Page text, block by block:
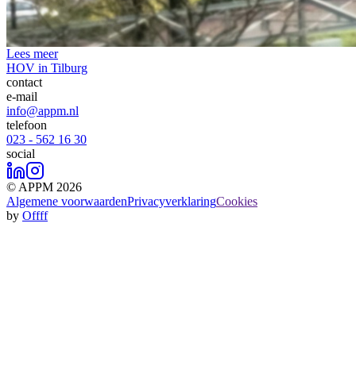
Lees meer
HOV in Tilburg
contact
e-mail
info@appm.nl
telefoon
023 - 562 16 30
social
© APPM 2026
Algemene voorwaardenPrivacyverklaringCookies
by Offff